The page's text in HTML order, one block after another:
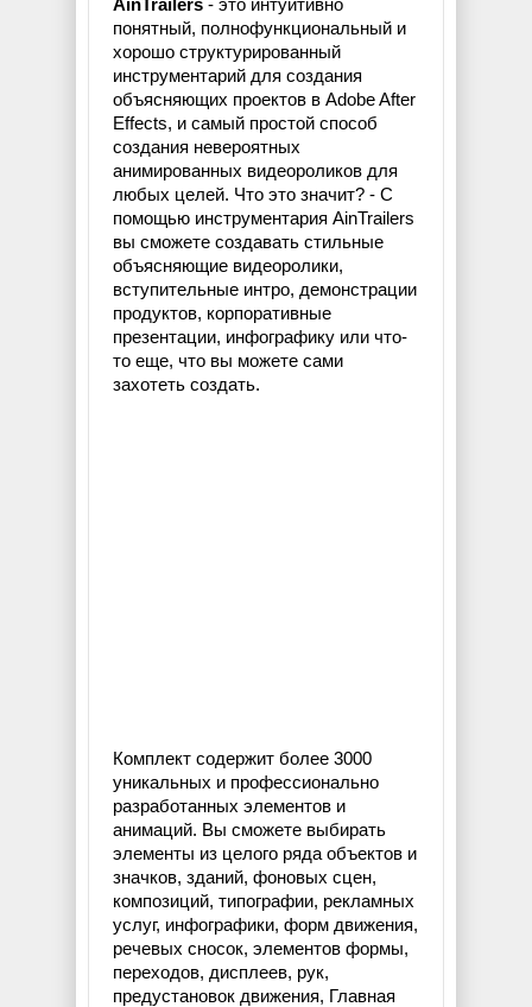
AinTrailers - это интуитивно
понятный, полнофункциональный и
хорошо структурированный
инструментарий для создания
объясняющих проектов в Adobe After
Effects, и самый простой способ
создания невероятных
анимированных видеороликов для
любых целей. Что это значит? - С
помощью инструментария AinTrailers
вы сможете создавать стильные
объясняющие видеоролики,
вступительные интро, демонстрации
продуктов, корпоративные
презентации, инфографику или что-
то еще, что вы можете сами
захотеть создать.
Комплект содержит более 3000
уникальных и профессионально
разработанных элементов и
анимаций. Вы сможете выбирать
элементы из целого ряда объектов и
значков, зданий, фоновых сцен,
композиций, типографии, рекламных
услуг, инфографики, форм движения,
речевых сносок, элементов формы,
переходов, дисплеев, рук,
предустановок движения, Главная